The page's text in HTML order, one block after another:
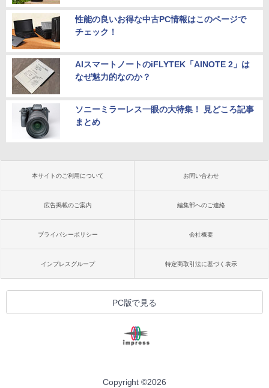
性能の良いお得な中古PC情報はこのページで
チェック！
AIスマートノートのiFLYTEK「AINOTE 2」は
なぜ魅力的なのか？
ソニーミラーレス一眼の大特集！ 見どころ記事
まとめ
本サイトのご利用について お問い合わせ
広告掲載のご案内 編集部へのご連絡
プライバシーポリシー 会社概要
インプレスグループ 特定商取引法に基づく表示
PC版で見る
Copyright ©2026